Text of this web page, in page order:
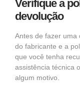
Verifique a
devolução
Antes de fazer uma
do fabricante e a
que você tenha
assistência técnica
algum motivo.